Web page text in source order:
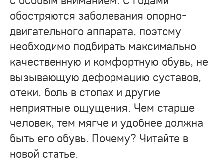
обостряются заболевания опорно-
двигательного аппарата, поэтому
необходимо подбирать максимально
качественную и комфортную обувь, не
вызывающую деформацию суставов,
отеки, боль в стопах и другие
неприятные ощущения. Чем старше
человек, тем мягче и удобнее должна
быть его обувь. Почему? Читайте в
новой статье.